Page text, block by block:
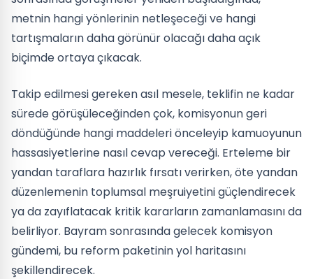
metnin hangi yönlerinin netleşeceği ve hangi
tartışmaların daha görünür olacağı daha açık
biçimde ortaya çıkacak.
Takip edilmesi gereken asıl mesele, teklifin ne kadar
sürede görüşüleceğinden çok, komisyonun geri
döndüğünde hangi maddeleri önceleyip kamuoyunun
hassasiyetlerine nasıl cevap vereceği. Erteleme bir
yandan taraflara hazırlık fırsatı verirken, öte yandan
düzenlemenin toplumsal meşruiyetini güçlendirecek
ya da zayıflatacak kritik kararların zamanlamasını da
belirliyor. Bayram sonrasında gelecek komisyon
gündemi, bu reform paketinin yol haritasını
şekillendirecek.